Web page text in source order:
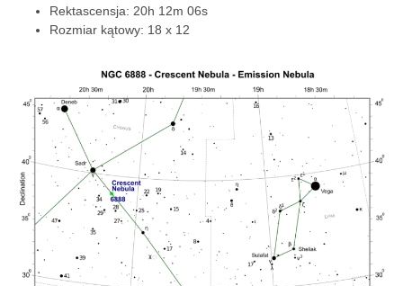
Rektascensja: 20h 12m 06s
Rozmiar kątowy: 18 x 12